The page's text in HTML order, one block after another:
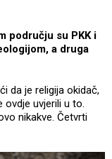
području su PKK i
a druga
da je religija okidač,
ovdje uvjerili u to.
nikakve. Četvrti